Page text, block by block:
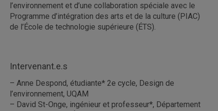
l’environnement et d’une collaboration spéciale avec le
Programme d’intégration des arts et de la culture (PIAC)
de l’École de technologie supérieure (ÉTS).
Intervenant.e.s
– Anne Despond, étudiante* 2e cycle, Design de
l’environnement, UQAM
– David St-Onge, ingénieur et professeur*, Département